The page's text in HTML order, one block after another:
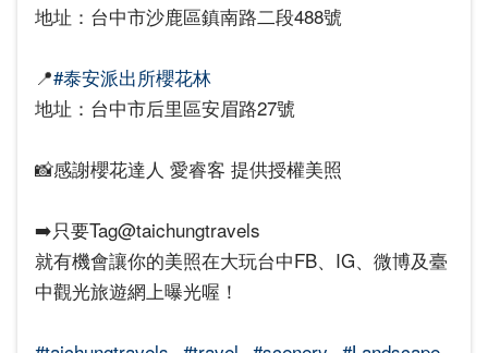
地址：台中市沙鹿區鎮南路二段488號
📍#泰安派出所櫻花林
地址：台中市后里區安眉路27號
📸感謝櫻花達人 愛睿客 提供授權美照
➡️只要Tag@taichungtravels
就有機會讓你的美照在大玩台中FB、IG、微博及臺
中觀光旅遊網上曝光喔！